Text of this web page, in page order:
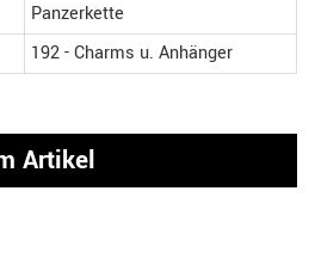
Panzerkette
192 - Charms u. Anhänger
Artikel